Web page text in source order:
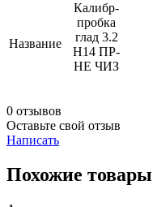
Название
Калибр-
пробка
глад 3.2
Н14 ПР-
НЕ ЧИЗ
0 отзывов
Оставьте свой отзыв
Написать
Похожие товары